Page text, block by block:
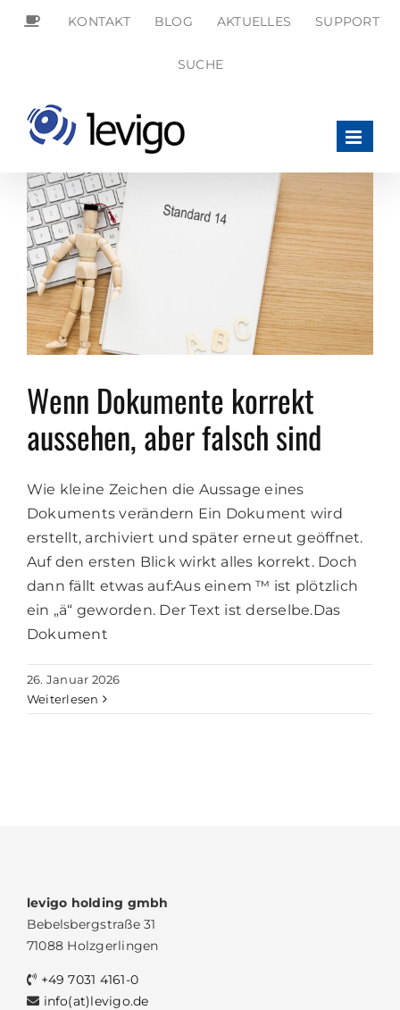
Zum
KONTAKT BLOG AKTUELLES SUPPORT
SUCHE
SEARCH
FOR:
Wenn Dokumente korrekt
aussehen, aber falsch sind
Wie kleine Zeichen die Aussage eines
Dokuments verändern Ein Dokument wird
erstellt, archiviert und später erneut geöffnet.
Auf den ersten Blick wirkt alles korrekt. Doch
dann fällt etwas auf:Aus einem ™ ist plötzlich
ein „ä“ geworden. Der Text ist derselbe.Das
Dokument
26. Januar 2026
Weiterlesen
levigo holding gmbh
Bebelsbergstraße 31
71088 Holzgerlingen
+49 7031 4161-0
info(at)levigo.de